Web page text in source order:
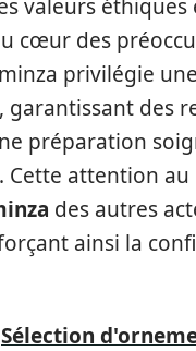
valeurs éthiques
cœur des
privilégie
garantissant des
préparation
Cette attention au
des autres
ainsi la
Sélection